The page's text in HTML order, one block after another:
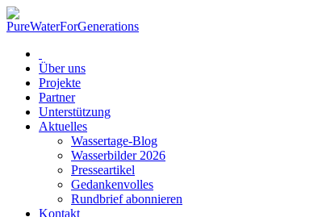
Über uns
Projekte
Partner
Unterstützung
Aktuelles
Wassertage-Blog
Wasserbilder 2026
Presseartikel
Gedankenvolles
Rundbrief abonnieren
Kontakt